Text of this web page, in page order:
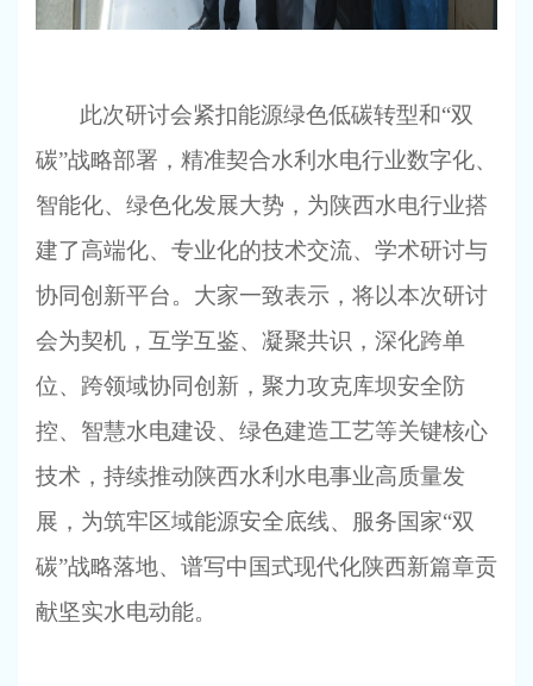
此次研讨会紧扣能源绿色低碳转型和“双
碳”战略部署，精准契合水利水电行业数字化、
智能化、绿色化发展大势，为陕西水电行业搭
建了高端化、专业化的技术交流、学术研讨与
协同创新平台。大家一致表示，将以本次研讨
会为契机，互学互鉴、凝聚共识，深化跨单
位、跨领域协同创新，聚力攻克库坝安全防
控、智慧水电建设、绿色建造工艺等关键核心
技术，持续推动陕西水利水电事业高质量发
展，为筑牢区域能源安全底线、服务国家“双
碳”战略落地、谱写中国式现代化陕西新篇章贡
献坚实水电动能。